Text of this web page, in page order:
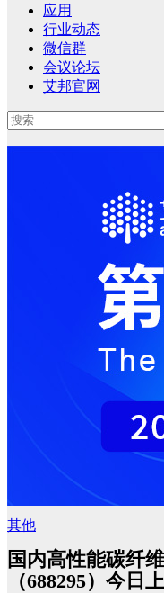
应用
行业动态
微信群
会议论坛
艾邦官网
其他
国内高性能碳纤
（688295）今日